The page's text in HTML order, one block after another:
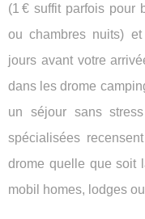
(1 € suffit parfois pour
ou chambres nuits)
jours avant votre
dans les drome
un séjour sans
spécialisées
drome quelle que soit
mobil homes, lodges